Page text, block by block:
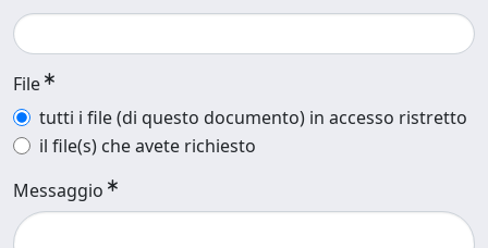
File
tutti i file (di questo documento) in accesso ristretto
il file(s) che avete richiesto
Messaggio